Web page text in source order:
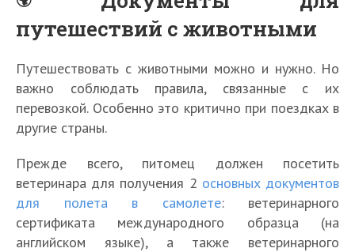
путешествий с животными
Путешествовать с животными можно и нужно. Но
важно соблюдать правила, связанные с их
перевозкой. Особенно это критично при поездках в
другие страны.
Прежде всего, питомец должен посетить
ветеринара для получения 2 основных документов
для полета в самолете: ветеринарного
сертификата международного образца (на
английском языке), а также ветеринарного